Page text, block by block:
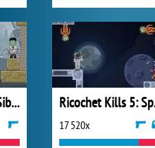
Ricochet Kills 6: Siberia
17 520x